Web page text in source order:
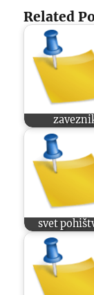
Related
svet